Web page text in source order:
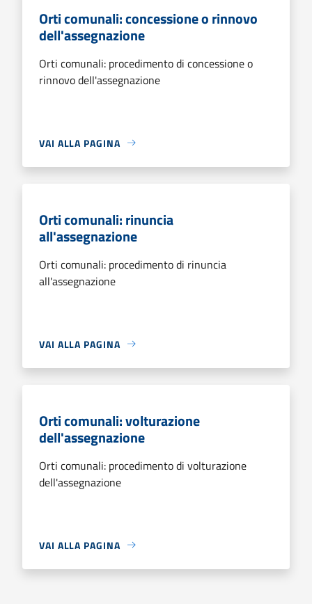
Orti comunali: concessione o rinnovo
dell'assegnazione
Orti comunali: procedimento di concessione o
rinnovo dell'assegnazione
VAI ALLA PAGINA
Orti comunali: rinuncia
all'assegnazione
Orti comunali: procedimento di rinuncia
all'assegnazione
VAI ALLA PAGINA
Orti comunali: volturazione
dell'assegnazione
Orti comunali: procedimento di volturazione
dell'assegnazione
VAI ALLA PAGINA